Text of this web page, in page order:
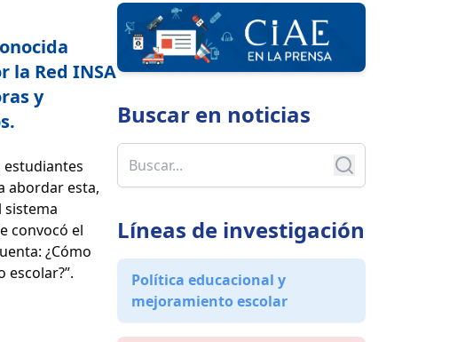
la Red INSA
y
estudiantes
abordar esta,
sistema
convocó el
¿Cómo
Buscar en noticias
Líneas de investigación
Política educacional y
mejoramiento escolar